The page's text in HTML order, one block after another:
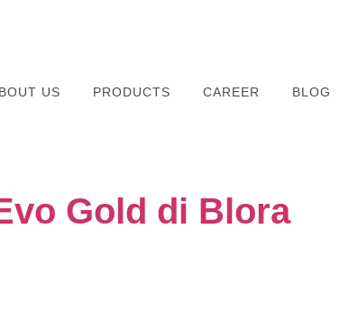
US PRODUCTS CAREER BLOG
Gold di Blora